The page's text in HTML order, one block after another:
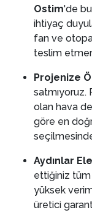
Ostim'de
ihtiyaç
fan ve
teslim
Projenize
satmıyoruz.
olan hava
göre en
Aydınlar
ettiğiniz tüm
yüksek
üretici